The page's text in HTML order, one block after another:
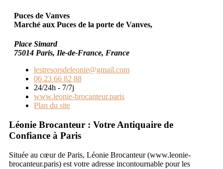
Puces de Vanves
Marché aux Puces de la porte de Vanves,
Place Simard
75014 Paris, Ile-de-France, France
lestresorsdeleonie@gmail.com
06 23 66 82 88
24/24h - 7/7j
www.leonie-brocanteur.paris
Plan du site
Léonie Brocanteur : Votre Antiquaire de
Confiance à Paris
Située au cœur de Paris, Léonie Brocanteur (www.leonie-
brocanteur.paris) est votre adresse incontournable pour les